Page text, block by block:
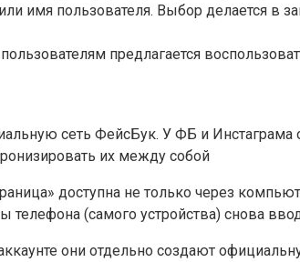
имя пользователя. Выбор делается в
предлагается
сеть ФейсБук. У ФБ и
их между собой
доступна не только через
(самого устройства) снова
они отдельно создают